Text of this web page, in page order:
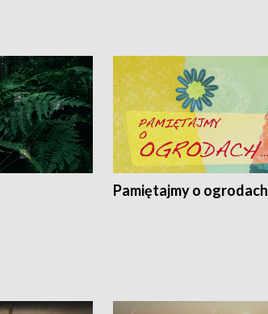
Pamiętajmy o ogrodach